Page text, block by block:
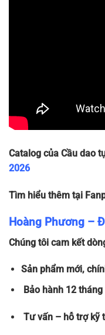
Catalog của Cầu dao
2026
Tìm hiểu thêm tại
Hoàng Phương –
Chúng tôi cam kết
Sản phẩm mới,
Bảo hành 12
Tư vấn – hỗ trợ kỹ